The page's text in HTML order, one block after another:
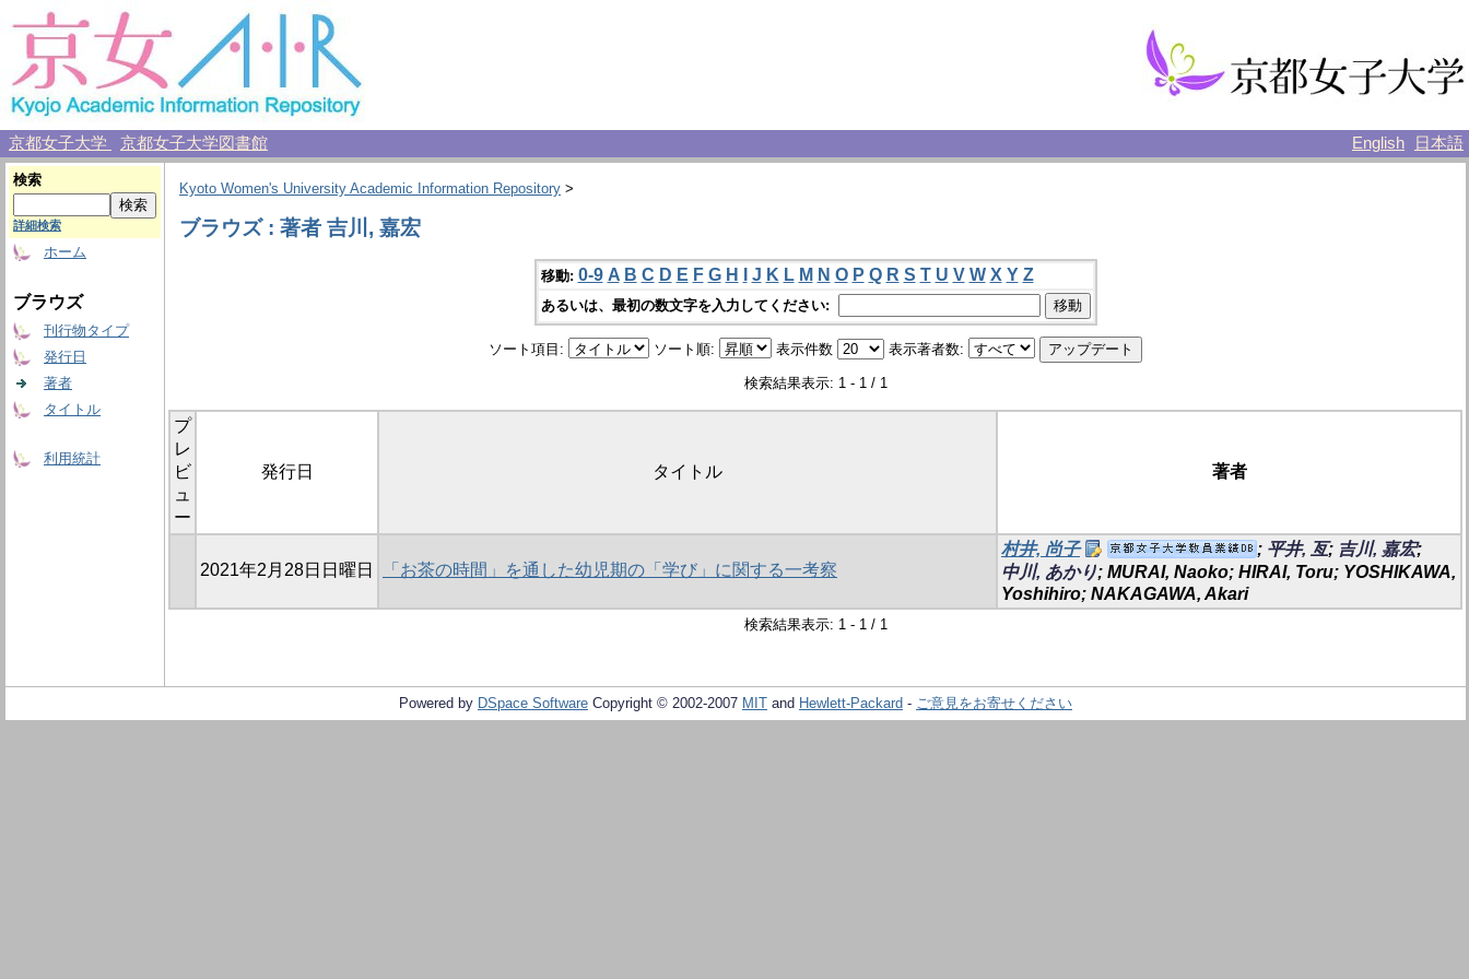
京都女子大学 京都女子大学図書館 English 日本語
検索
詳細検索
ホーム
ブラウズ
刊行物タイプ
発行日
著者
タイトル
利用統計
Kyoto Women's University Academic Information Repository >
ブラウズ : 著者 吉川, 嘉宏
移動: 0-9 A B C D E F G H J K L M N O P Q R S T U V W X Y Z
あるいは、最初の数文字を入力してください:
ソート項目: ソート順: 表示件数 表示著者数:
検索結果表示: 1 - 1 / 1
プ
レ
ビ
ュ
ー
発行日 タイトル 著者
2021年2月28日日曜日 「お茶の時間」を通した幼児期の「学び」に関する一考察
村井, 尚子 ; 平井, 亙; 吉川, 嘉宏;
中川, あかり; MURAI, Naoko; HIRAI, Toru; YOSHIKAWA,
Yoshihiro; NAKAGAWA, Akari
検索結果表示: 1 - 1 / 1
Powered by DSpace Software Copyright © 2002-2007 MIT and Hewlett-Packard - ご意見をお寄せください